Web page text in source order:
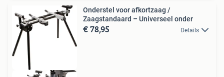
Onderstel voor afkortzaag /
Zaagstandaard – Universeel onder
€ 78,95 Details